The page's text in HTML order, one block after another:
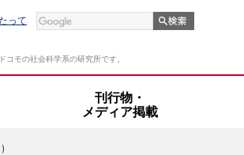
って
モの社会科学系の研究所です。
刊行物・
メディア掲載